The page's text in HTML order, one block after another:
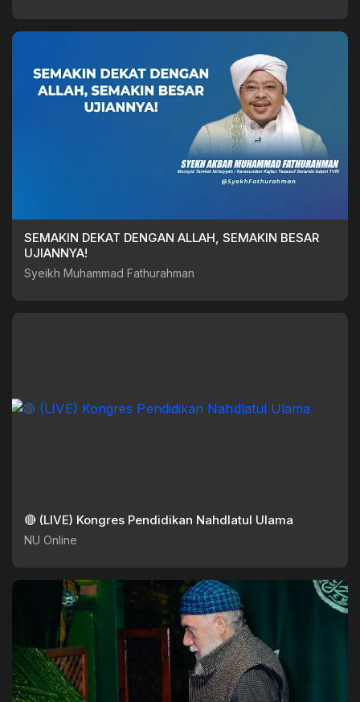
SEMAKIN DEKAT DENGAN ALLAH, SEMAKIN BESAR
UJIANNYA!
Syeikh Muhammad Fathurahman
🔴 (LIVE) Kongres Pendidikan Nahdlatul Ulama
NU Online